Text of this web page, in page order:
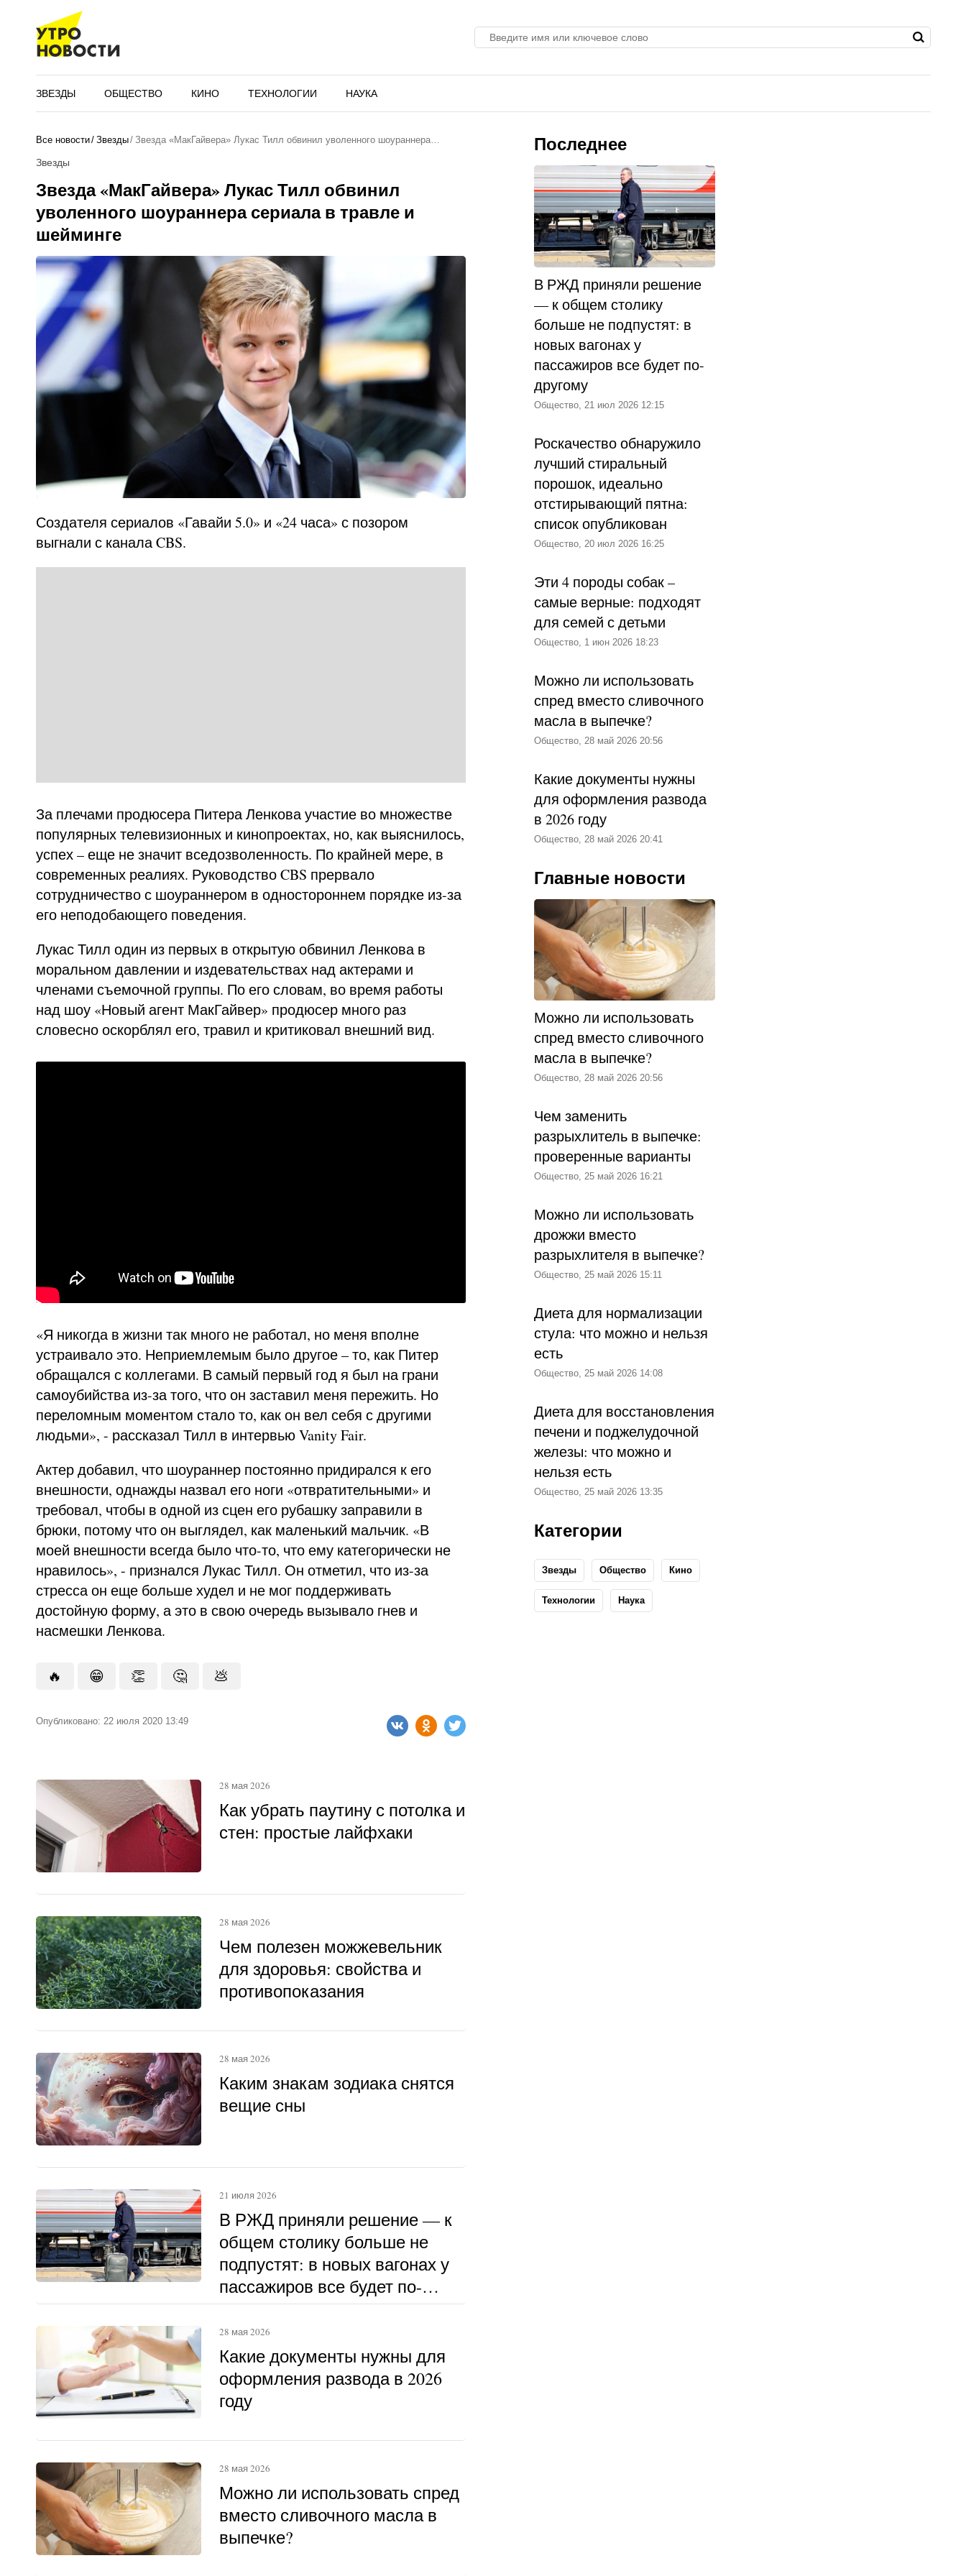
ЗВЕЗДЫ ОБЩЕСТВО КИНО ТЕХНОЛОГИИ НАУКА
Все новости Звезды Звезда «МакГайвера» Лукас Тилл обвинил уволенного шоураннера…
Звезды
Звезда «МакГайвера» Лукас Тилл обвинил
уволенного шоураннера сериала в травле и
шейминге
Создателя сериалов «Гавайи 5.0» и «24 часа» с позором
выгнали с канала CBS.
За плечами продюсера Питера Ленкова участие во множестве
популярных телевизионных и кинопроектах, но, как выяснилось,
успех – еще не значит вседозволенность. По крайней мере, в
современных реалиях. Руководство CBS прервало
сотрудничество с шоураннером в одностороннем порядке из-за
его неподобающего поведения.
Лукас Тилл один из первых в открытую обвинил Ленкова в
моральном давлении и издевательствах над актерами и
членами съемочной группы. По его словам, во время работы
над шоу «Новый агент МакГайвер» продюсер много раз
словесно оскорблял его, травил и критиковал внешний вид.
«Я никогда в жизни так много не работал, но меня вполне
устраивало это. Неприемлемым было другое – то, как Питер
обращался с коллегами. В самый первый год я был на грани
самоубийства из-за того, что он заставил меня пережить. Но
переломным моментом стало то, как он вел себя с другими
людьми», - рассказал Тилл в интервью Vanity Fair.
Актер добавил, что шоураннер постоянно придирался к его
внешности, однажды назвал его ноги «отвратительными» и
требовал, чтобы в одной из сцен его рубашку заправили в
брюки, потому что он выглядел, как маленький мальчик. «В
моей внешности всегда было что-то, что ему категорически не
нравилось», - признался Лукас Тилл. Он отметил, что из-за
стресса он еще больше худел и не мог поддерживать
достойную форму, а это в свою очередь вызывало гнев и
насмешки Ленкова.
🔥 😁 👏 🤔 💩
Опубликовано: 22 июля 2020 13:49
Как убрать паутину с потолка и
стен: простые лайфхаки
28 мая 2026
Чем полезен можжевельник
для здоровья: свойства и
противопоказания
28 мая 2026
Каким знакам зодиака снятся
вещие сны
28 мая 2026
В РЖД приняли решение — к
общем столику больше не
подпустят: в новых вагонах у
пассажиров все будет по-
другому
21 июля 2026
Какие документы нужны для
оформления развода в 2026
году
28 мая 2026
Можно ли использовать спред
вместо сливочного масла в
выпечке?
28 мая 2026
Последнее
В РЖД приняли решение
— к общем столику
больше не подпустят: в
новых вагонах у
пассажиров все будет по-
другому
Общество, 21 июл 2026 12:15
Роскачество обнаружило
лучший стиральный
порошок, идеально
отстирывающий пятна:
список опубликован
Общество, 20 июл 2026 16:25
Эти 4 породы собак –
самые верные: подходят
для семей с детьми
Общество, 1 июн 2026 18:23
Можно ли использовать
спред вместо сливочного
масла в выпечке?
Общество, 28 май 2026 20:56
Какие документы нужны
для оформления развода
в 2026 году
Общество, 28 май 2026 20:41
Главные новости
Можно ли использовать
спред вместо сливочного
масла в выпечке?
Общество, 28 май 2026 20:56
Чем заменить
разрыхлитель в выпечке:
проверенные варианты
Общество, 25 май 2026 16:21
Можно ли использовать
дрожжи вместо
разрыхлителя в выпечке?
Общество, 25 май 2026 15:11
Диета для нормализации
стула: что можно и нельзя
есть
Общество, 25 май 2026 14:08
Диета для восстановления
печени и поджелудочной
железы: что можно и
нельзя есть
Общество, 25 май 2026 13:35
Категории
Звезды Общество Кино
Технологии Наука